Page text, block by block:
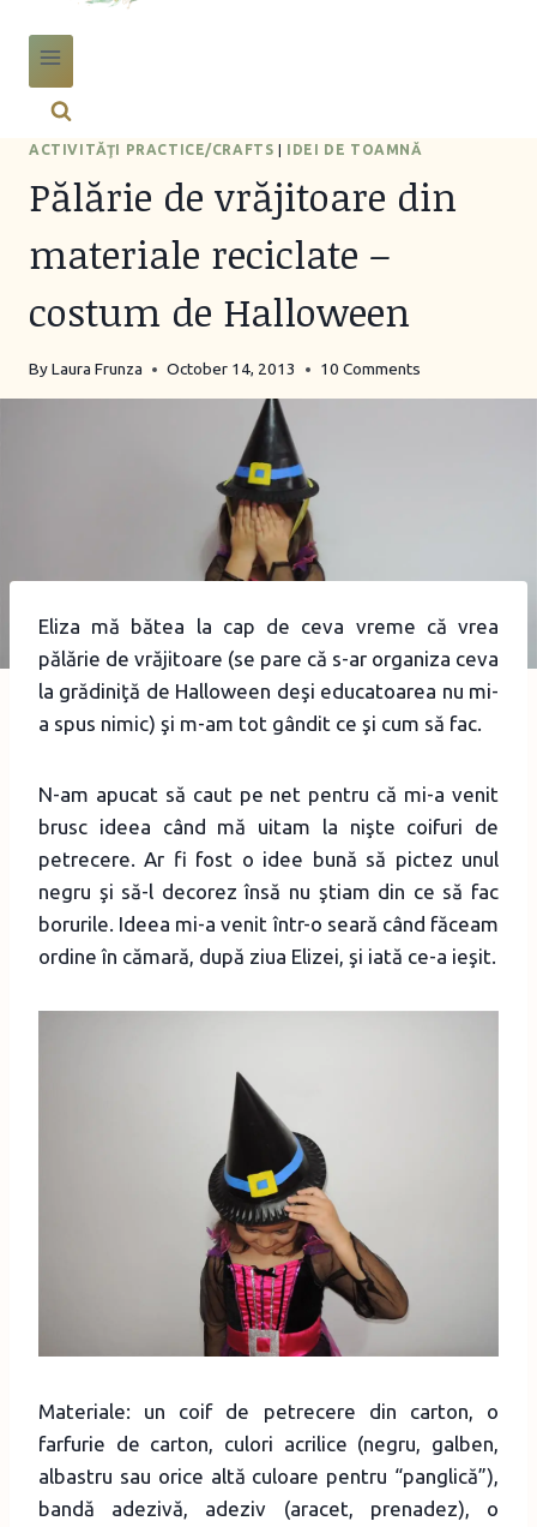
ACTIVITĂŢI PRACTICE/CRAFTS | IDEI DE TOAMNĂ
Pălărie de vrăjitoare din
materiale reciclate –
costum de Halloween
ByLaura Frunza October 14, 2013 10 Comments
Eliza mă bătea la cap de ceva vreme că vrea
pălărie de vrăjitoare (se pare că s-ar organiza ceva
la grădiniţă de Halloween deşi educatoarea nu mi-
a spus nimic) şi m-am tot gândit ce şi cum să fac.
N-am apucat să caut pe net pentru că mi-a venit
brusc ideea când mă uitam la nişte coifuri de
petrecere. Ar fi fost o idee bună să pictez unul
negru şi să-l decorez însă nu ştiam din ce să fac
borurile. Ideea mi-a venit într-o seară când făceam
ordine în cămară, după ziua Elizei, şi iată ce-a ieşit.
Materiale: un coif de petrecere din carton, o
farfurie de carton, culori acrilice (negru, galben,
albastru sau orice altă culoare pentru “panglică”),
bandă adezivă, adeziv (aracet, prenadez), o